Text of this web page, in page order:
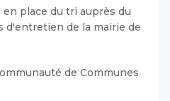
place du tri auprès du
d'entretien de la mairie de
de Communes